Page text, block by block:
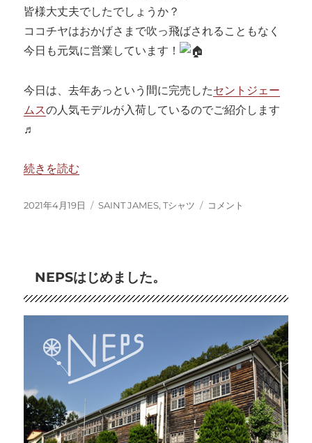
皆様大丈夫でしたでしょうか？
ココチヤはおかげさまで吹っ飛ばされることもなく
今日も元気に営業しています！
今日は、去年あっという間に完売したセントジェー
ムスの人気モデルが入荷しているのでご紹介します
♬
“昨年完売、セントジェームスのドロップショルダーが再
続きを読む
投
2021年4月19日
カ
SAINT JAMES,Tシャツ
昨
ム
ス
の
ド
ロ
ッ
プ
コメント
NEPSはじめました。